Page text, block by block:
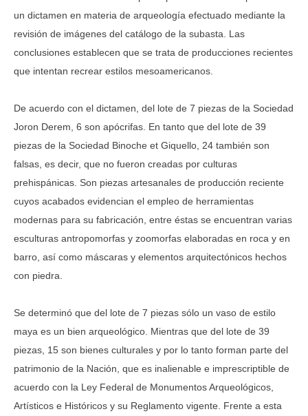
un dictamen en materia de arqueología efectuado mediante la
revisión de imágenes del catálogo de la subasta. Las
conclusiones establecen que se trata de producciones recientes
que intentan recrear estilos mesoamericanos.
De acuerdo con el dictamen, del lote de 7 piezas de la Sociedad
Joron Derem, 6 son apócrifas. En tanto que del lote de 39
piezas de la Sociedad Binoche et Giquello, 24 también son
falsas, es decir, que no fueron creadas por culturas
prehispánicas. Son piezas artesanales de producción reciente
cuyos acabados evidencian el empleo de herramientas
modernas para su fabricación, entre éstas se encuentran varias
esculturas antropomorfas y zoomorfas elaboradas en roca y en
barro, así como máscaras y elementos arquitectónicos hechos
con piedra.
Se determinó que del lote de 7 piezas sólo un vaso de estilo
maya es un bien arqueológico. Mientras que del lote de 39
piezas, 15 son bienes culturales y por lo tanto forman parte del
patrimonio de la Nación, que es inalienable e imprescriptible de
acuerdo con la Ley Federal de Monumentos Arqueológicos,
Artísticos e Históricos y su Reglamento vigente. Frente a esta